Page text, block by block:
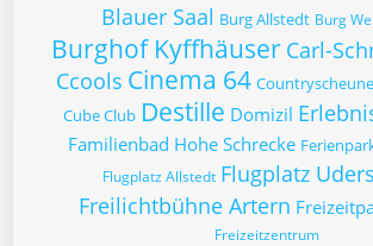
Blauer Saal Burg Allstedt Burg
Burghof Kyffhäuser Carl-
Ccools Cinema 64 Countryscheune
Cube Club Destille Domizil
Familienbad Hohe Schrecke
Flugplatz Allstedt Flugplatz
Freilichtbühne Artern
Freizeitzentrum